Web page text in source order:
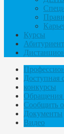
Курсы
Доступная
конкурсы
Обращения
Сообщить
Документы
Видео